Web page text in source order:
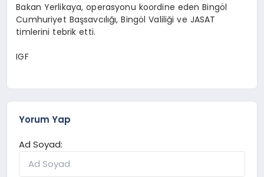
Bakan Yerlikaya, operasyonu koordine eden Bingöl
Cumhuriyet Başsavcılığı, Bingöl Valiliği ve JASAT
timlerini tebrik etti.
IGF
Yorum Yap
Ad Soyad: